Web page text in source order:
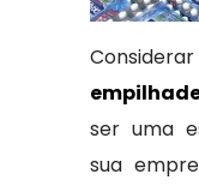
ser uma
sua